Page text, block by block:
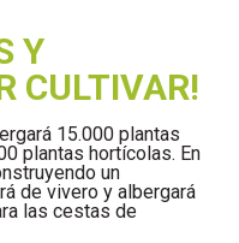
Y
CULTIVAR!
15.000 plantas
plantas hortícolas. En
un
de vivero y albergará
las cestas de